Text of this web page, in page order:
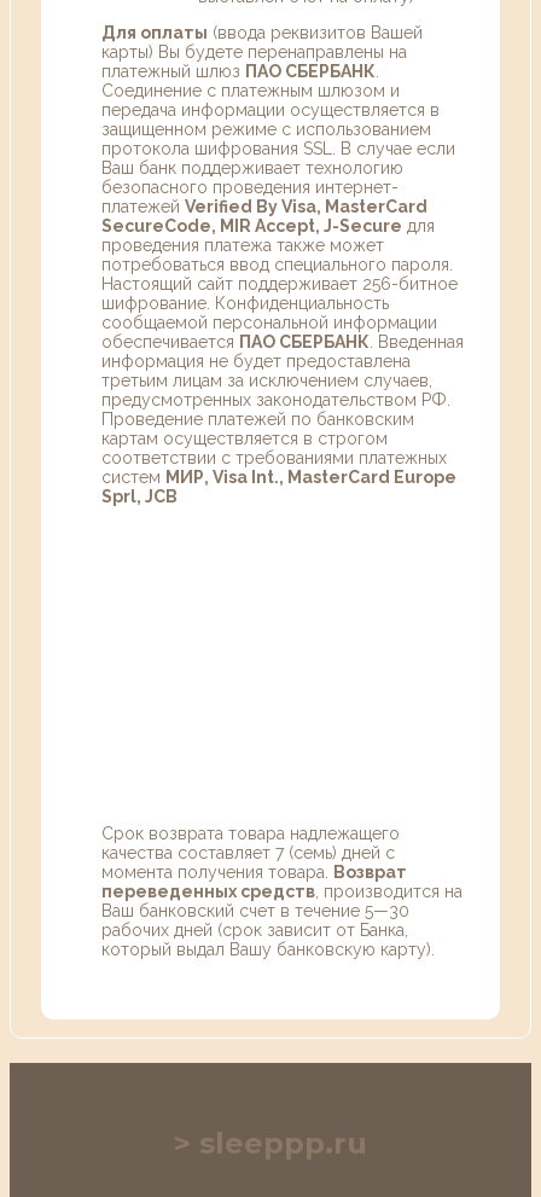
Для оплаты (ввода реквизитов Вашей
карты) Вы будете перенаправлены на
платежный шлюз ПАО СБЕРБАНК
Соединение с платежным шлюзом и
передача информации осуществляется в
защищенном режиме с использованием
протокола шифрования SSL. В случае если
Ваш банк поддерживает технологию
безопасного проведения интернет-
платежей Verified By Visa, MasterCard
SecureCode, MIR Accept, J-Secure для
проведения платежа также может
потребоваться ввод специального пароля.
Настоящий сайт поддерживает 256-битное
шифрование. Конфиденциальность
сообщаемой персональной информации
обеспечивается ПАО СБЕРБАНК . Введенная
информация не будет предоставлена
третьим лицам за исключением случаев,
предусмотренных законодательством РФ.
Проведение платежей по банковским
картам осуществляется в строгом
соответствии с требованиями платежных
систем МИР, Visa Int., MasterCard Europe
Sprl, JCB
Срок возврата товара надлежащего
качества составляет 7 (семь) дней с
момента получения товара.
Возврат
переведенных средств , производится на
Ваш банковский счет в течение 5—30
рабочих дней (срок зависит от Банка,
который выдал Вашу банковскую карту).
sleeppp.ru